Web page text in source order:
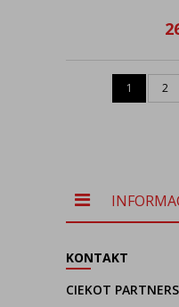
1 2
KONTAKT
CIEKOT